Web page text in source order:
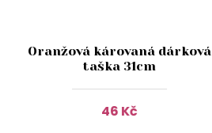
Oranžová károvaná dárková
taška 31cm
46 Kč